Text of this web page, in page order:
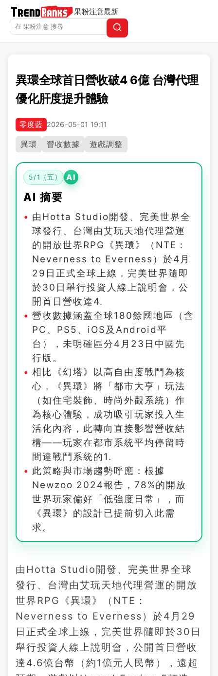
果粉注意最新
異環全球首日營收破4 6億 台灣代理
優化肝度提升體驗
零度藍 2026-05-01 19:11
異環 營收數據 遊戲調整
5/1 (五) AI
AI 摘要
由Hotta Studio開發、完美世界全
球發行、台灣由艾玩天地代理營運
的開放世界RPG《異環》（NTE：
Neverness to Everness）於4月
29日正式全球上線，完美世界隨即
於30日舉行投資人線上說明會，公
開首日營收達4.
營收數據涵蓋全球180餘國地區（含
PC、PS5、iOS及Android平
台），未明確區分4月23日中國先
行版。
相比《幻塔》以高自由度戰鬥為核
心，《異環》將「都市大亨」玩法
（如住宅裝飾、時尚外觀系統）作
為核心體驗，成功吸引玩家投入生
活化內容，此轉向直接影響營收結
構——玩家在都市系統平均停留時
間達戰鬥系統的1.
此策略與市場趨勢呼應：根據
Newzoo 2024報告，78%的開放
世界玩家偏好「低強度日常」，而
《異環》的設計已提前切入此需
求。
由Hotta Studio開發、完美世界全球
發行、台灣由艾玩天地代理營運的開放
世界RPG《異環》（NTE：
Neverness to Everness）於4月29
日正式全球上線，完美世界隨即於30日
舉行投資人線上說明會，公開首日營收
達4.6億台幣（約1億元人民幣），遠超